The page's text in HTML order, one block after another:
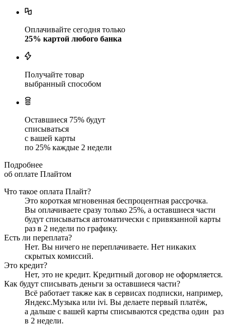
Оплачивайте сегодня только
25% картой любого банка
Получайте товар
выбранный способом
Оставшиеся 75% будут
списываться
с вашей карты
по 25% каждые 2 недели
Подробнее
об оплате Плайтом
Что такое оплата Плайт?
Это короткая мгновенная беспроцентная рассрочка.
Вы оплачиваете сразу только 25%, а оставшиеся части
будут списываться автоматически с привязанной карты
раз в 2 недели по графику.
Есть ли переплата?
Нет. Вы ничего не переплачиваете. Нет никаких
скрытых комиссий.
Это кредит?
Нет, это не кредит. Кредитный договор не оформляется.
Как будут списывать деньги за оставшиеся части?
Всё работает также как в сервисах подписки, например,
Яндекс.Музыка или ivi. Вы делаете первый платёж,
а дальше с вашей карты списываются средства один раз
в 2 недели.